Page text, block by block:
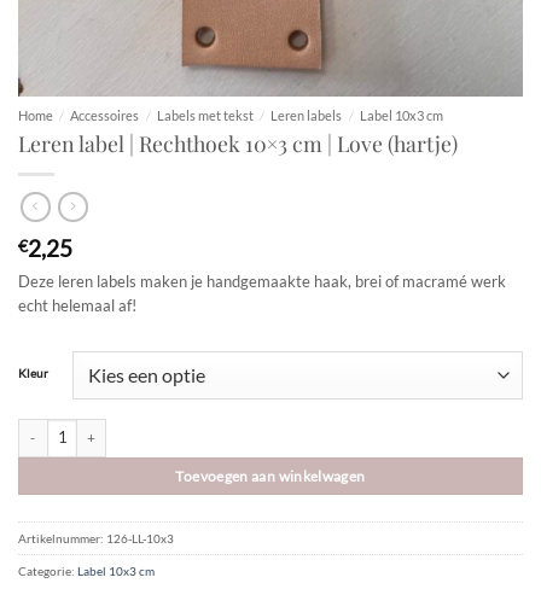
Home / Accessoires / Labels met tekst / Leren labels / Label 10x3 cm
Leren label | Rechthoek 10×3 cm | Love (hartje)
€2,25
Deze leren labels maken je handgemaakte haak, brei of macramé werk
echt helemaal af!
Kleur
Leren label | Rechthoek 10x3 cm | Love (hartje) aantal
Toevoegen aan winkelwagen
Artikelnummer: 126-LL-10x3
Categorie: Label 10x3 cm